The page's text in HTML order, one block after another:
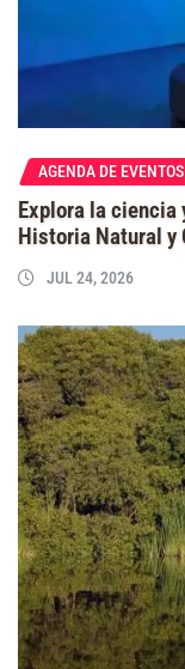
AGENDA DE EVENTOS
Explora la ciencia
Historia Natural y
JUL 24, 2026